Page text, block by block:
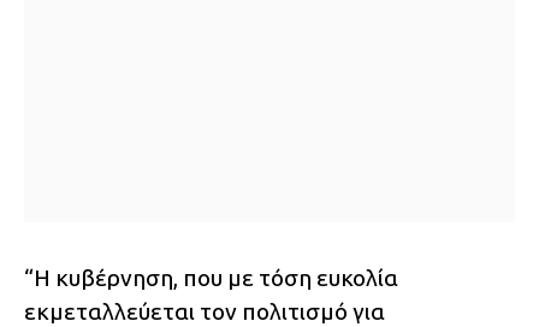
“Η κυβέρνηση, που με τόση ευκολία
εκμεταλλεύεται τον πολιτισμό για